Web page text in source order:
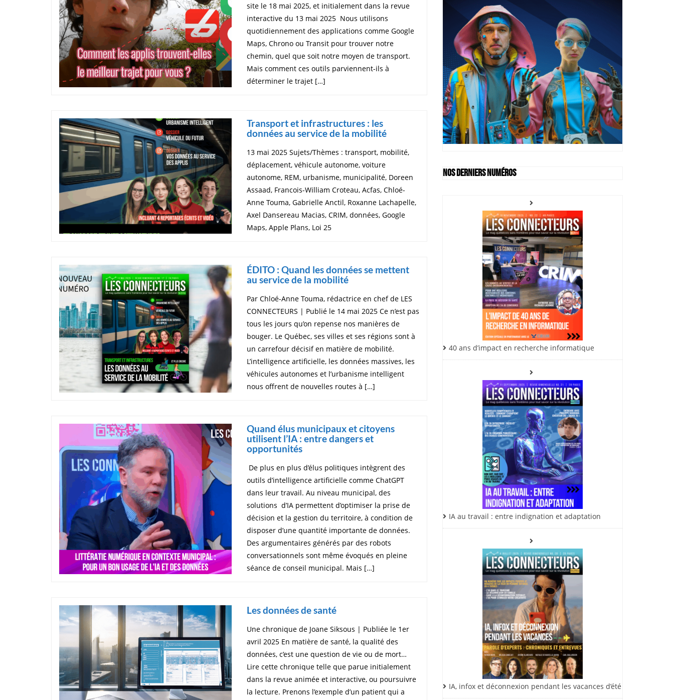
site le 18 mai 2025, et initialement dans la revue
interactive du 13 mai 2025 Nous utilisons
quotidiennement des applications comme Google
Maps, Chrono ou Transit pour trouver notre
chemin, quel que soit notre moyen de transport.
Mais comment ces outils parviennent-ils à
déterminer le trajet […]
Transport et infrastructures : les
données au service de la mobilité
13 mai 2025 Sujets/Thèmes : transport, mobilité,
déplacement, véhicule autonome, voiture
autonome, REM, urbanisme, municipalité, Doreen
Assaad, Francois-William Croteau, Acfas, Chloé-
Anne Touma, Gabrielle Anctil, Roxanne Lachapelle,
Axel Dansereau Macias, CRIM, données, Google
Maps, Apple Plans, Loi 25
ÉDITO : Quand les données se mettent
au service de la mobilité
Par Chloé-Anne Touma, rédactrice en chef de LES
CONNECTEURS | Publié le 14 mai 2025 Ce n’est pas
tous les jours qu’on repense nos manières de
bouger. Le Québec, ses villes et ses régions sont à
un carrefour décisif en matière de mobilité.
L’intelligence artificielle, les données massives, les
véhicules autonomes et l’urbanisme intelligent
nous offrent de nouvelles routes à […]
Quand élus municipaux et citoyens
utilisent l’IA : entre dangers et
opportunités
De plus en plus d’élus politiques intègrent des
outils d’intelligence artificielle comme ChatGPT
dans leur travail. Au niveau municipal, des
solutions d’IA permettent d’optimiser la prise de
décision et la gestion du territoire, à condition de
disposer d’une quantité importante de données.
Des argumentaires générés par des robots
conversationnels sont même évoqués en pleine
séance de conseil municipal. Mais […]
Les données de santé
Une chronique de Joane Siksous | Publiée le 1er
avril 2025 En matière de santé, la qualité des
données, c’est une question de vie ou de mort…
Lire cette chronique telle que parue initialement
dans la revue animée et interactive, ou poursuivre
la lecture. Prenons l’exemple d’un patient qui a
Nos derniers numéros
40 ans d’impact en recherche informatique
IA au travail : entre indignation et adaptation
IA, infox et déconnexion pendant les vacances d’été